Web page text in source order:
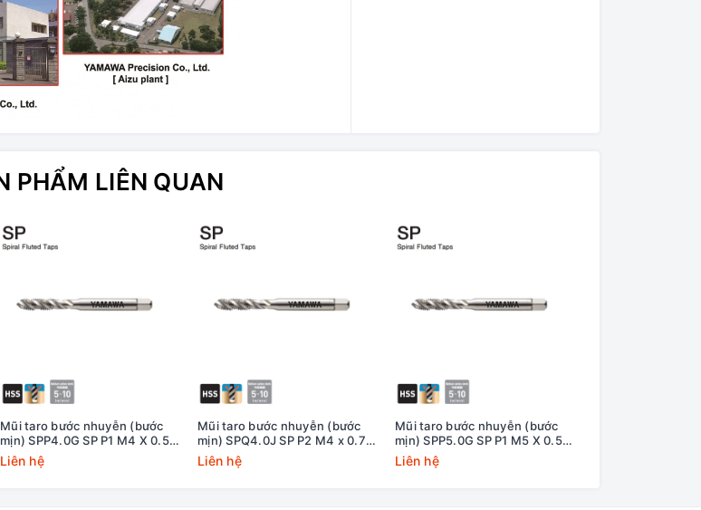
PHẨM LIÊN QUAN
Mũi taro bước nhuyễn (bước
mịn) SPP4.0G SP P1 M4 X 0.5
Yamawa
Liên hệ
Mũi taro bước nhuyễn (bước
mịn) SPQ4.0J SP P2 M4 x 0.75
Yamawa
Liên hệ
Mũi taro bước nhuyễn (bước
mịn) SPP5.0G SP P1 M5 X 0.5
Yamawa
Liên hệ